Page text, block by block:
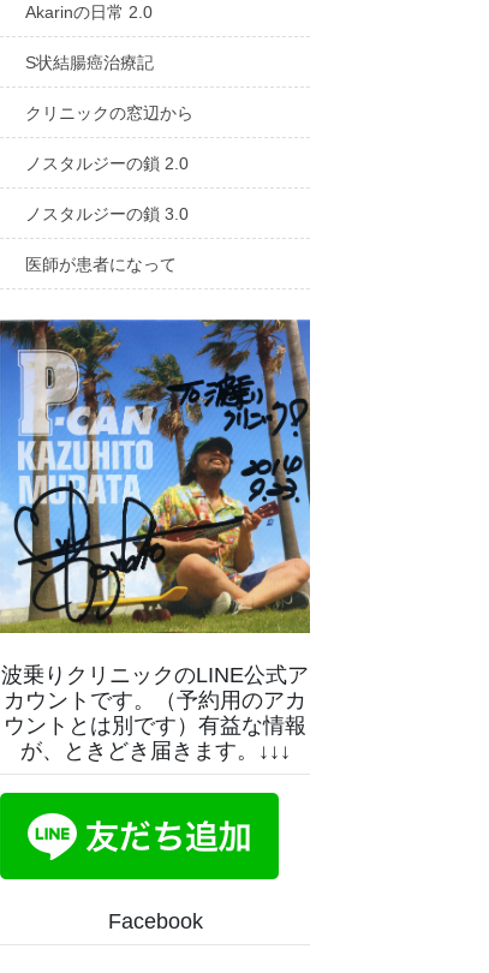
Akarinの日常 2.0
S状結腸癌治療記
クリニックの窓辺から
ノスタルジーの鎖 2.0
ノスタルジーの鎖 3.0
医師が患者になって
波乗りクリニックのLINE公式ア
カウントです。（予約用のアカ
ウントとは別です）有益な情報
が、ときどき届きます。↓↓↓
Facebook